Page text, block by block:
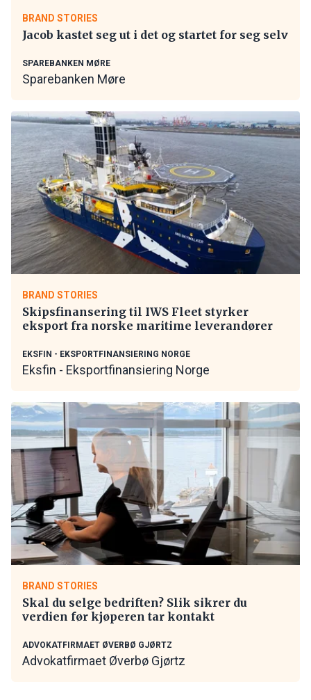
BRAND STORIES
Jacob kastet seg ut i det og startet for seg selv
SPAREBANKEN MØRE
Sparebanken Møre
BRAND STORIES
Skipsfinansering til IWS Fleet styrker
eksport fra norske maritime leverandører
EKSFIN - EKSPORTFINANSIERING NORGE
Eksfin - Eksportfinansiering Norge
BRAND STORIES
Skal du selge bedriften? Slik sikrer du
verdien før kjøperen tar kontakt
ADVOKATFIRMAET ØVERBØ GJØRTZ
Advokatfirmaet Øverbø Gjørtz